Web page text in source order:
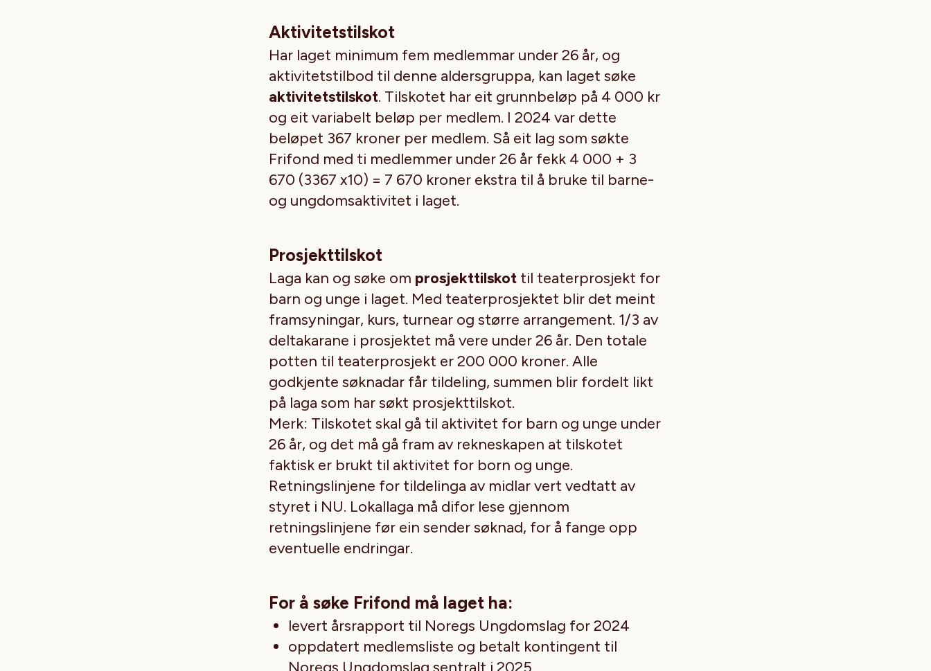
Aktivitetstilskot
Har laget minimum fem medlemmar under 26 år, og
aktivitetstilbod til denne aldersgruppa, kan laget søke
aktivitetstilskot. Tilskotet har eit grunnbeløp på 4 000 kr
og eit variabelt beløp per medlem. I 2024 var dette
beløpet 367 kroner per medlem. Så eit lag som søkte
Frifond med ti medlemmer under 26 år fekk 4 000 + 3
670 (3367 x10) = 7 670 kroner ekstra til å bruke til barne-
og ungdomsaktivitet i laget.
Prosjekttilskot
Laga kan og søke om prosjekttilskot til teaterprosjekt for
barn og unge i laget. Med teaterprosjektet blir det meint
framsyningar, kurs, turnear og større arrangement. 1/3 av
deltakarane i prosjektet må vere under 26 år. Den totale
potten til teaterprosjekt er 200 000 kroner. Alle
godkjente søknadar får tildeling, summen blir fordelt likt
på laga som har søkt prosjekttilskot.
Merk: Tilskotet skal gå til aktivitet for barn og unge under
26 år, og det må gå fram av rekneskapen at tilskotet
faktisk er brukt til aktivitet for born og unge.
Retningslinjene for tildelinga av midlar vert vedtatt av
styret i NU. Lokallaga må difor lese gjennom
retningslinjene før ein sender søknad, for å fange opp
eventuelle endringar.
For å søke Frifond må laget ha:
levert årsrapport til Noregs Ungdomslag for 2024
oppdatert medlemsliste og betalt kontingent til
Noregs Ungdomslag sentralt i 2025